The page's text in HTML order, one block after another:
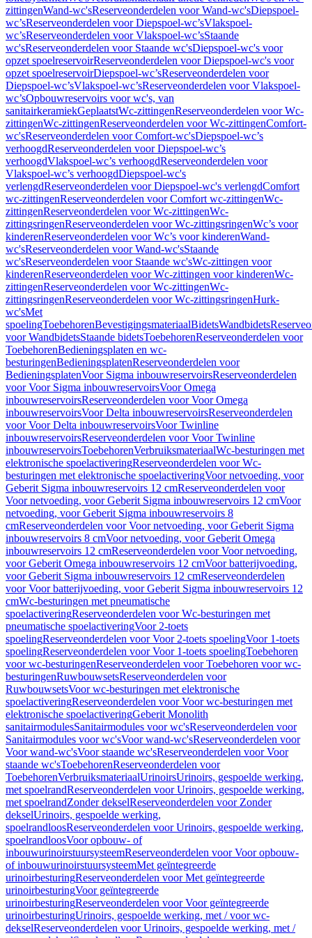
zittingenWand-wc'sReserveonderdelen voor Wand-wc'sDiepspoel-
wc’sReserveonderdelen voor Diepspoel-wc’sVlakspoel-
wc’sReserveonderdelen voor Vlakspoel-wc’sStaande
wc'sReserveonderdelen voor Staande wc'sDiepspoel-wc's voor
opzet spoelreservoirReserveonderdelen voor Diepspoel-wc's voor
opzet spoelreservoirDiepspoel-wc’sReserveonderdelen voor
Diepspoel-wc’sVlakspoel-wc’sReserveonderdelen voor Vlakspoel-
wc’sOpbouwreservoirs voor wc's, van
sanitairkeramiekGeplaatstWc-zittingenReserveonderdelen voor Wc-
zittingenWc-zittingenReserveonderdelen voor Wc-zittingenComfort-
wc'sReserveonderdelen voor Comfort-wc'sDiepspoel-wc’s
verhoogdReserveonderdelen voor Diepspoel-wc’s
verhoogdVlakspoel-wc’s verhoogdReserveonderdelen voor
Vlakspoel-wc’s verhoogdDiepspoel-wc's
verlengdReserveonderdelen voor Diepspoel-wc's verlengdComfort
wc-zittingenReserveonderdelen voor Comfort wc-zittingenWc-
zittingenReserveonderdelen voor Wc-zittingenWc-
zittingsringenReserveonderdelen voor Wc-zittingsringenWc’s voor
kinderenReserveonderdelen voor Wc’s voor kinderenWand-
wc'sReserveonderdelen voor Wand-wc'sStaande
wc'sReserveonderdelen voor Staande wc'sWc-zittingen voor
kinderenReserveonderdelen voor Wc-zittingen voor kinderenWc-
zittingenReserveonderdelen voor Wc-zittingenWc-
zittingsringenReserveonderdelen voor Wc-zittingsringenHurk-
wc'sMet
spoelingToebehorenBevestigingsmateriaalBidetsWandbidets
voor WandbidetsStaande bidetsToebehorenReserveonderdelen voor
ToebehorenBedieningsplaten en wc-
besturingenBedieningsplatenReserveonderdelen voor
BedieningsplatenVoor Sigma inbouwreservoirsReserveonderdelen
voor Voor Sigma inbouwreservoirsVoor Omega
inbouwreservoirsReserveonderdelen voor Voor Omega
inbouwreservoirsVoor Delta inbouwreservoirsReserveonderdelen
voor Voor Delta inbouwreservoirsVoor Twinline
inbouwreservoirsReserveonderdelen voor Voor Twinline
inbouwreservoirsToebehorenVerbruiksmateriaalWc-besturingen met
elektronische spoelactiveringReserveonderdelen voor Wc-
besturingen met elektronische spoelactiveringVoor netvoeding, voor
Geberit Sigma inbouwreservoirs 12 cmReserveonderdelen voor
Voor netvoeding, voor Geberit Sigma inbouwreservoirs 12 cmVoor
netvoeding, voor Geberit Sigma inbouwreservoirs 8
cmReserveonderdelen voor Voor netvoeding, voor Geberit Sigma
inbouwreservoirs 8 cmVoor netvoeding, voor Geberit Omega
inbouwreservoirs 12 cmReserveonderdelen voor Voor netvoeding,
voor Geberit Omega inbouwreservoirs 12 cmVoor batterijvoeding,
voor Geberit Sigma inbouwreservoirs 12 cmReserveonderdelen
voor Voor batterijvoeding, voor Geberit Sigma inbouwreservoirs 12
cmWc-besturingen met pneumatische
spoelactiveringReserveonderdelen voor Wc-besturingen met
pneumatische spoelactiveringVoor 2-toets
spoelingReserveonderdelen voor Voor 2-toets spoelingVoor 1-toets
spoelingReserveonderdelen voor Voor 1-toets spoelingToebehoren
voor wc-besturingenReserveonderdelen voor Toebehoren voor wc-
besturingenRuwbouwsetsReserveonderdelen voor
RuwbouwsetsVoor wc-besturingen met elektronische
spoelactiveringReserveonderdelen voor Voor wc-besturingen met
elektronische spoelactiveringGeberit Monolith
sanitairmodulesSanitairmodules voor wc'sReserveonderdelen voor
Sanitairmodules voor wc'sVoor wand-wc'sReserveonderdelen voor
Voor wand-wc'sVoor staande wc'sReserveonderdelen voor Voor
staande wc'sToebehorenReserveonderdelen voor
ToebehorenVerbruiksmateriaalUrinoirsUrinoirs, gespoelde werking,
met spoelrandReserveonderdelen voor Urinoirs, gespoelde werking,
met spoelrandZonder dekselReserveonderdelen voor Zonder
dekselUrinoirs, gespoelde werking,
spoelrandloosReserveonderdelen voor Urinoirs, gespoelde werking,
spoelrandloosVoor opbouw- of
inbouwurinoirstuursysteemReserveonderdelen voor Voor opbouw-
of inbouwurinoirstuursysteemMet geïntegreerde
urinoirbesturingReserveonderdelen voor Met geïntegreerde
urinoirbesturingVoor geïntegreerde
urinoirbesturingReserveonderdelen voor Voor geïntegreerde
urinoirbesturingUrinoirs, gespoelde werking, met / voor wc-
dekselReserveonderdelen voor Urinoirs, gespoelde werking, met /